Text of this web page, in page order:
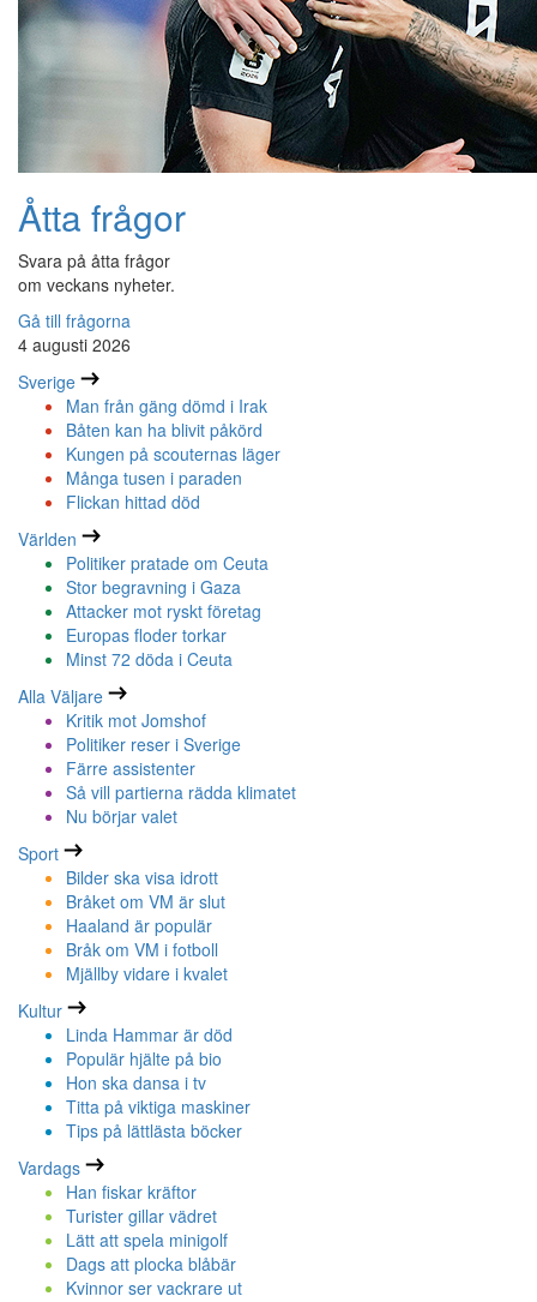
Åtta frågor
Svara på åtta frågor
om veckans nyheter.
Gå till frågorna
4 augusti 2026
Sverige
Man från gäng dömd i Irak
Båten kan ha blivit påkörd
Kungen på scouternas läger
Många tusen i paraden
Flickan hittad död
Världen
Politiker pratade om Ceuta
Stor begravning i Gaza
Attacker mot ryskt företag
Europas floder torkar
Minst 72 döda i Ceuta
Alla Väljare
Kritik mot Jomshof
Politiker reser i Sverige
Färre assistenter
Så vill partierna rädda klimatet
Nu börjar valet
Sport
Bilder ska visa idrott
Bråket om VM är slut
Haaland är populär
Bråk om VM i fotboll
Mjällby vidare i kvalet
Kultur
Linda Hammar är död
Populär hjälte på bio
Hon ska dansa i tv
Titta på viktiga maskiner
Tips på lättlästa böcker
Vardags
Han fiskar kräftor
Turister gillar vädret
Lätt att spela minigolf
Dags att plocka blåbär
Kvinnor ser vackrare ut